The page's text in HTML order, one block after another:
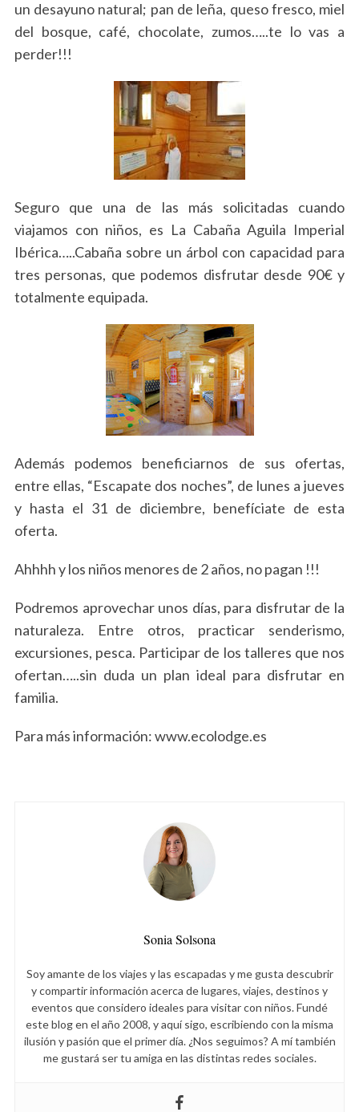
un desayuno natural; pan de leña, queso fresco, miel
del bosque, café, chocolate, zumos…..te lo vas a
perder!!!
Seguro que una de las más solicitadas cuando
viajamos con niños, es La Cabaña Aguila Imperial
Ibérica…..Cabaña sobre un árbol con capacidad para
tres personas, que podemos disfrutar desde 90€ y
totalmente equipada.
Además podemos beneficiarnos de sus ofertas,
entre ellas, “Escapate dos noches”, de lunes a jueves
y hasta el 31 de diciembre, benefíciate de esta
oferta.
Ahhhh y los niños menores de 2 años, no pagan !!!
Podremos aprovechar unos días, para disfrutar de la
naturaleza. Entre otros, practicar senderismo,
excursiones, pesca. Participar de los talleres que nos
ofertan…..sin duda un plan ideal para disfrutar en
familia.
Para más información: www.ecolodge.es
Sonia Solsona
Soy amante de los viajes y las escapadas y me gusta descubrir
y compartir información acerca de lugares, viajes, destinos y
eventos que considero ideales para visitar con niños. Fundé
este blog en el año 2008, y aquí sigo, escribiendo con la misma
ilusión y pasión que el primer día. ¿Nos seguimos? A mí también
me gustará ser tu amiga en las distintas redes sociales.
h
r